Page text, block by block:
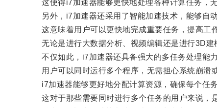
这使得i7加速器能够更快地处理各种计算任务，无
另外，i7加速器还采用了智能加速技术，能够自动
这意味着用户可以更快地完成重要任务，提高工作
无论是进行大数据分析、视频编辑还是进行3D建
不仅如此，i7加速器还具备强大的多任务处理能力
用户可以同时运行多个程序，无需担心系统崩溃或
i7加速器能够更好地分配计算资源，确保每个任务
这对于那些需要同时进行多个任务的用户来说，是